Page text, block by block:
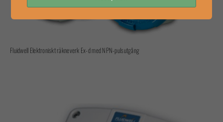
Fluidwell Elektroniskt räkneverk Ex-d med NPN-pulsutgång